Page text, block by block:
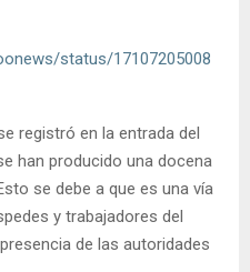
status/17107205008
registró en la entrada del
han producido una docena
se debe a que es una vía
y trabajadores del
de las autoridades